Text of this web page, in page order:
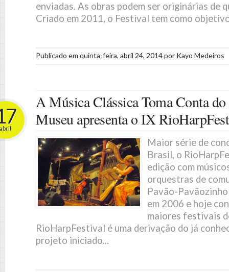
enviadas. As obras podem ser originárias de
Criado em 2011, o Festival tem como
Publicado em quinta-feira, abril 24, 2014por Kayo Medeiros
A Música Clássica Toma Conta
Museu apresenta o IX
abril
Maior série de
Brasil, o
edição com
orquestras de
Pavão-
em 2006 e hoje
maiores festivais
RioHarpFestival é uma derivação do já
projeto iniciado...